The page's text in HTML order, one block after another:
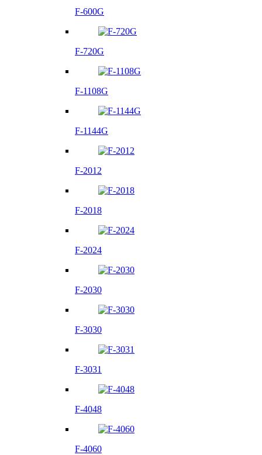
F-600G
F-720G
F-1108G
F-1144G
F-2012
F-2018
F-2024
F-2030
F-3030
F-3031
F-4048
F-4060